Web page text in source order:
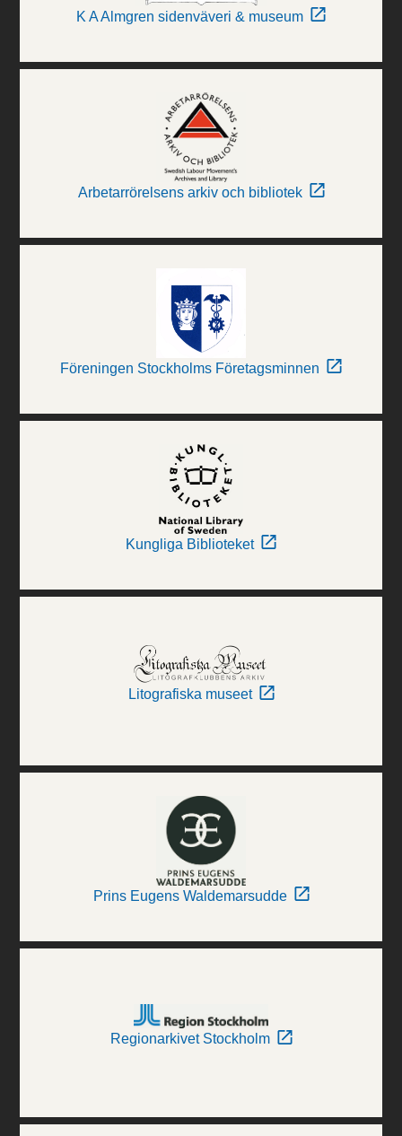
K A Almgren sidenväveri & museum
Arbetarrörelsens arkiv och bibliotek
Föreningen Stockholms Företagsminnen
Kungliga Biblioteket
Litografiska museet
Prins Eugens Waldemarsudde
Regionarkivet Stockholm